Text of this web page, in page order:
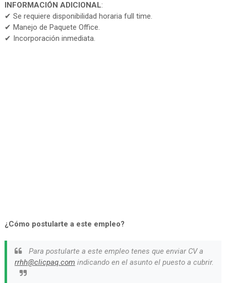
INFORMACIÓN ADICIONAL:
✔ Se requiere disponibilidad horaria full time.
✔ Manejo de Paquete Office.
✔ Incorporación inmediata.
¿Cómo postularte a este empleo?
Para postularte a este empleo tenes que enviar CV a
rrhh@clicpaq.com indicando en el asunto el puesto a cubrir.